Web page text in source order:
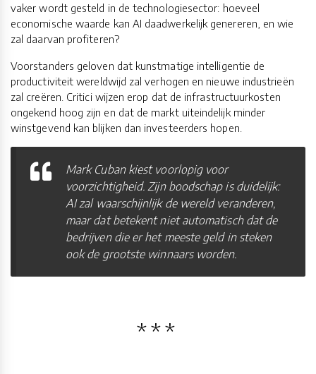
vaker wordt gesteld in de technologiesector: hoeveel
economische waarde kan AI daadwerkelijk genereren, en wie
zal daarvan profiteren?
Voorstanders geloven dat kunstmatige intelligentie de
productiviteit wereldwijd zal verhogen en nieuwe industrieën
zal creëren. Critici wijzen erop dat de infrastructuurkosten
ongekend hoog zijn en dat de markt uiteindelijk minder
winstgevend kan blijken dan investeerders hopen.
Mark Cuban kiest voorlopig voor
voorzichtigheid. Zijn boodschap is duidelijk:
AI zal waarschijnlijk de wereld veranderen,
maar dat betekent niet automatisch dat de
bedrijven die er het meeste geld in steken
ook de grootste winnaars worden.